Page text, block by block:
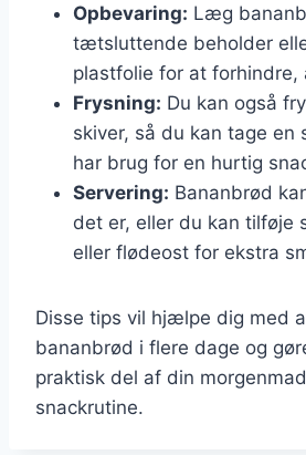
Opbevaring: Læg
tætsluttende beholder
plastfolie for at forhindre,
Frysning: Du kan også
skiver, så du kan tage en
har brug for en hurtig
Servering: Bananbrød
det er, eller du kan tilføje
eller flødeost for ekstra
Disse tips vil hjælpe dig med
bananbrød i flere dage og
praktisk del af din
snackrutine.